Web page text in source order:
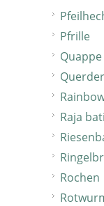
Pfrille
Quappe
Querder
Raja
Rochen